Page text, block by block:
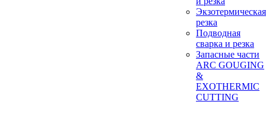
Экзотермическая
резка
Подводная
сварка и резка
Запасные части
ARC GOUGING
&
EXOTHERMIC
CUTTING